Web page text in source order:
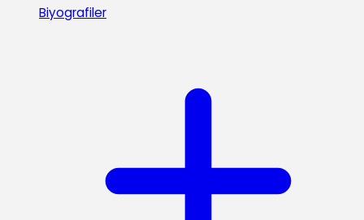
Biyografiler